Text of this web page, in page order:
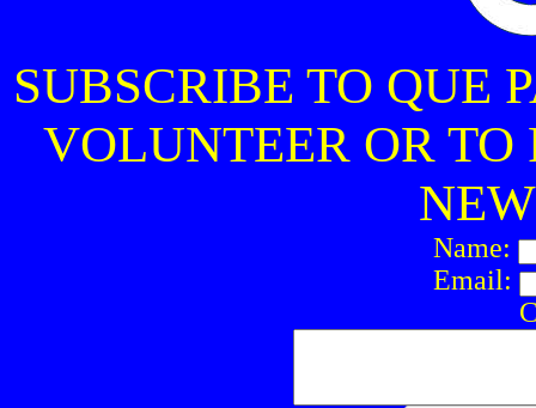
SUBSCRIBE TO QUE
VOLUNTEER OR
Name:
Email: